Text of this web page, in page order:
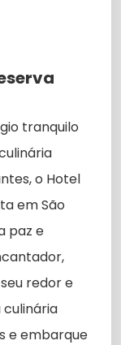
tranquilo
o Hotel
em São
paz e
redor e
e embarque